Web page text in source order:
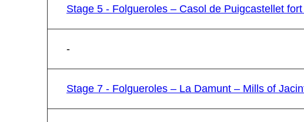
Stage 5 - Folgueroles – Casol de Puigcastellet
-
Stage 7 - Folgueroles – La Damunt – Mills of